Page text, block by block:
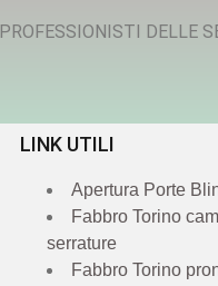
PROFESSIONISTI DELLE
LINK UTILI
Apertura Porte
Fabbro Torino
serrature
Fabbro Torino